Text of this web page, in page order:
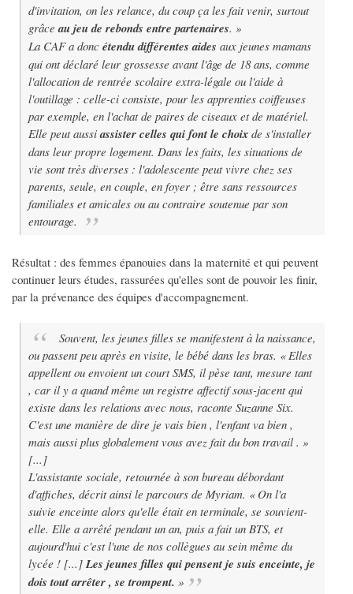
d'invitation, on les relance, du coup ça les fait venir, surtout
grâceau jeu de rebonds entre partenaires. »
La CAF a donc étendu différentes aides aux jeunes mamans
qui ont déclaré leur grossesse avant l'âge de 18 ans, comme
l'allocation de rentrée scolaire extra-légale ou l'aide à
l'outillage : celle-ci consiste, pour les apprenties coiffeuses
par exemple, en l'achat de paires de ciseaux et de matériel.
Elle peut aussiassister celles qui font le choix de s'installer
dans leur propre logement. Dans les faits, les situations de
vie sont très diverses : l'adolescente peut vivre chez ses
parents, seule, en couple, en foyer ; être sans ressources
familiales et amicales ou au contraire soutenue par son
entourage.
Résultat : des femmes épanouies dans la maternité et qui peuvent
continuer leurs études, rassurées qu'elles sont de pouvoir les finir,
par la prévenance des équipes d'accompagnement.
Souvent, les jeunes filles se manifestent à la naissance,
ou passent peu après en visite, le bébé dans les bras. « Elles
appellent ou envoient un court SMS, il pèse tant, mesure tant
, car il y a quand même un registre affectif sous-jacent qui
existe dans les relations avec nous, raconte Suzanne Six.
C'est une manière de dire je vais bien , l'enfant va bien ,
mais aussi plus globalement vous avez fait du bon travail . »
[...]
L'assistante sociale, retournée à son bureau débordant
d'affiches, décrit ainsi le parcours de Myriam. « On l'a
suivie enceinte alors qu'elle était en terminale, se souvient-
elle. Elle a arrêté pendant un an, puis a fait un BTS, et
aujourd'hui c'est l'une de nos collègues au sein même du
lycée ! [...] Les jeunes filles qui pensent je suis enceinte, je
dois tout arrêter , se trompent. »